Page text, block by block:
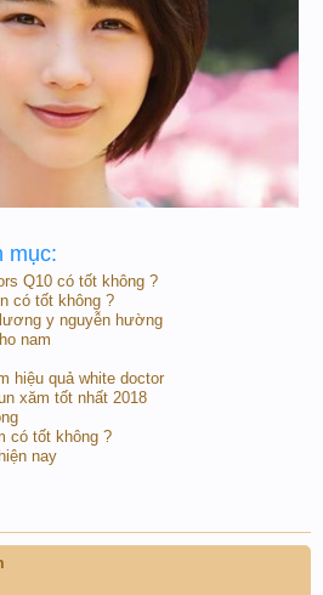
mục:
Q10 có tốt không ?
có tốt không ?
y nguyễn hường
nam
hiệu quả white doctor
xăm tốt nhất 2018
có tốt không ?
nay